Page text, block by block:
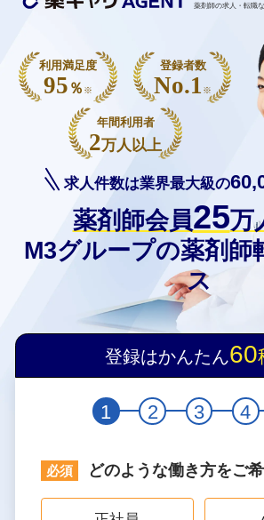
薬剤師の求人・転職
求人件数は業界最大級の
薬剤師会員25万
M3グループの薬剤師
ス
利用満足度
95 ％ ※
登録者数
No.1 ※
年間利用者
2万人以上
登録はかんたん60
1 2 3 4
どのような働き方をご